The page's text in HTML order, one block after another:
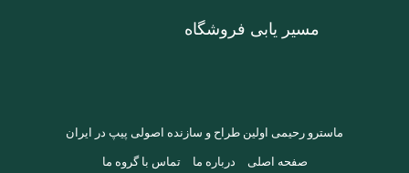
مسیر یابی فروشگاه
ماسترو رحیمی اولین طراح و سازنده اصولی پیپ در ایران
صفحه اصلی درباره ما تماس با گروه ما